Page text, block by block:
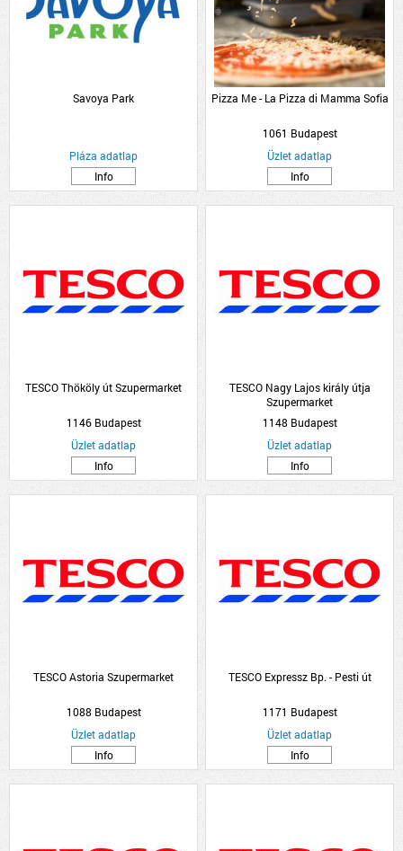
Savoya Park
Pláza adatlap
Info
Pizza Me - La Pizza di Mamma Sofia
1061 Budapest
Üzlet adatlap
Info
TESCO Thököly út Szupermarket
1146 Budapest
Üzlet adatlap
Info
TESCO Nagy Lajos király útja
Szupermarket
1148 Budapest
Üzlet adatlap
Info
TESCO Astoria Szupermarket
1088 Budapest
Üzlet adatlap
Info
TESCO Expressz Bp. - Pesti út
1171 Budapest
Üzlet adatlap
Info